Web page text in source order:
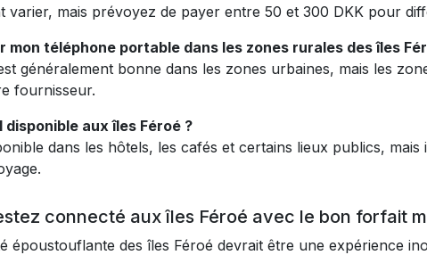
varier, mais prévoyez de payer entre 50 et 300 DKK pour
mon téléphone portable dans les zones rurales des îles
généralement bonne dans les zones urbaines, mais les
fournisseur.
disponible aux îles Féroé ?
dans les hôtels, les cafés et certains lieux publics,
connecté aux îles Féroé avec le bon forfait
époustouflante des îles Féroé devrait être une expérience